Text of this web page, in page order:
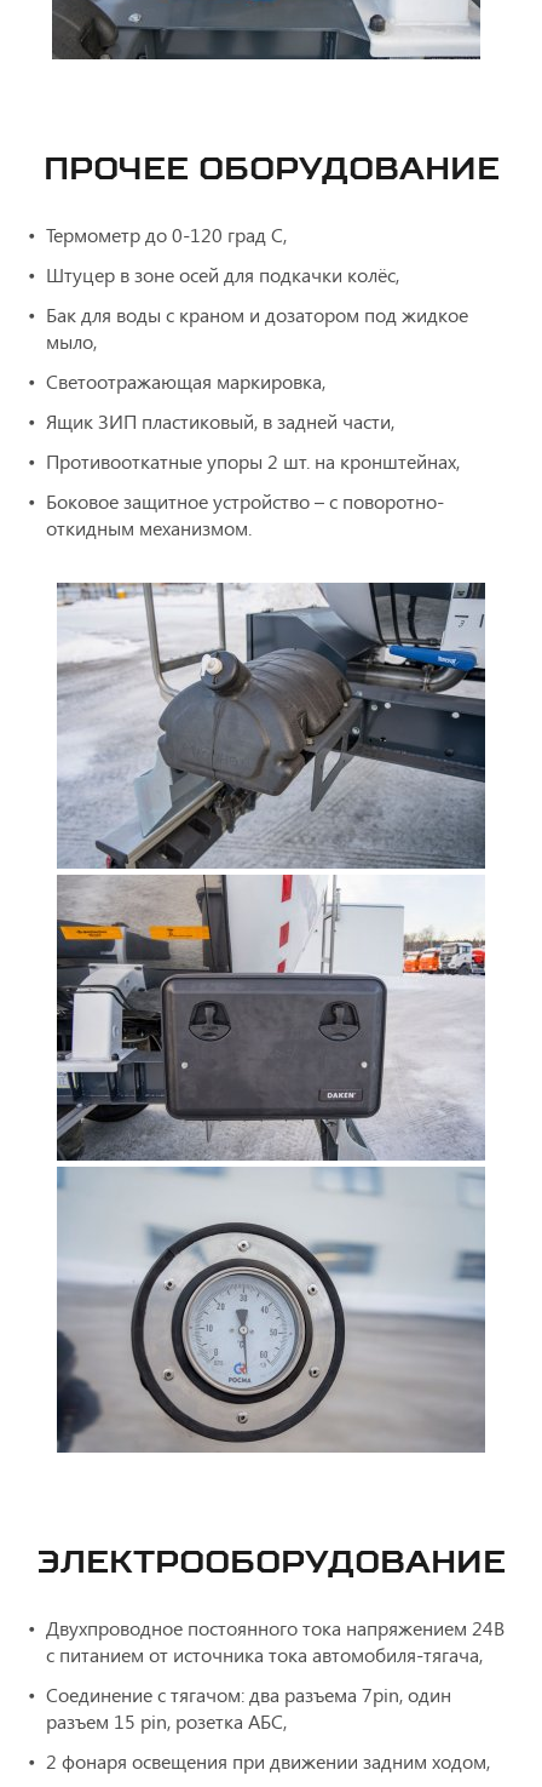
ПРОЧЕЕ ОБОРУДОВАНИЕ
Термометр до 0-120 град С,
Штуцер в зоне осей для подкачки колёс,
Бак для воды с краном и дозатором под жидкое
мыло,
Светоотражающая маркировка,
Ящик ЗИП пластиковый, в задней части,
Противооткатные упоры 2 шт. на кронштейнах,
Боковое защитное устройство – с поворотно-
откидным механизмом.
ЭЛЕКТРООБОРУДОВАНИЕ
Двухпроводное постоянного тока напряжением 24В
с питанием от источника тока автомобиля-тягача,
Соединение с тягачом: два разъема 7pin, один
разъем 15 pin, розетка АБС,
2 фонаря освещения при движении задним ходом,